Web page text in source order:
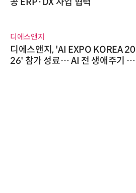
디에스앤지
디에스앤지, 'AI EXPO KOREA 20
26' 참가 성료… AI 전 생애주기 아